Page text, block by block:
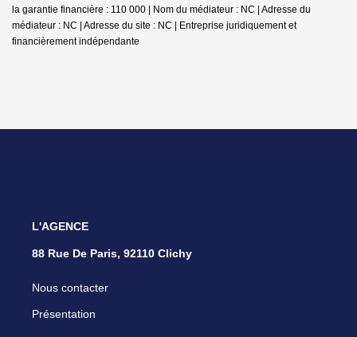
la garantie financière : 110 000 | Nom du médiateur : NC | Adresse du
médiateur : NC | Adresse du site : NC | Entreprise juridiquement et
financièrement indépendante
L'AGENCE
88 Rue De Paris, 92110 Clichy
Nous contacter
Présentation